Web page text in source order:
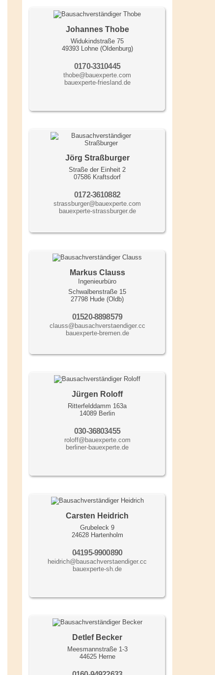
Johannes Thobe
Widukindstraße 75
49393 Lohne (Oldenburg)
0170-3310445
thobe@bauexperte.com
bauexperte-friesland.de
Jörg Straßburger
Straße der Einheit 2
07586 Kraftsdorf
0172-3610882
strassburger@bauexperte.com
bauexperte-strassburger.de
Markus Clauss
Ingenieurbüro
Schwalbenstraße 15
27798 Hude (Oldb)
01520-8898579
clauss@bausachverstaendiger.cc
bauexperte-bremen.de
Jürgen Roloff
Ritterfelddamm 163a
14089 Berlin
030-36803455
roloff@bauexperte.com
berliner-bauexperte.de
Carsten Heidrich
Grubeleck 9
24628 Hartenholm
04195-9900890
heidrich@bausachverstaendiger.cc
bauexperte-sh.de
Detlef Becker
Meesmannstraße 1-3
44625 Herne